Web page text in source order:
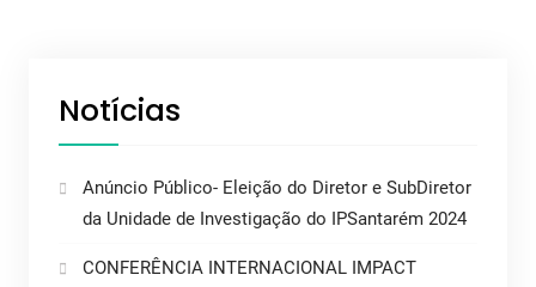
Notícias
Anúncio Público- Eleição do Diretor e SubDiretor
da Unidade de Investigação do IPSantarém 2024
CONFERÊNCIA INTERNACIONAL IMPACT